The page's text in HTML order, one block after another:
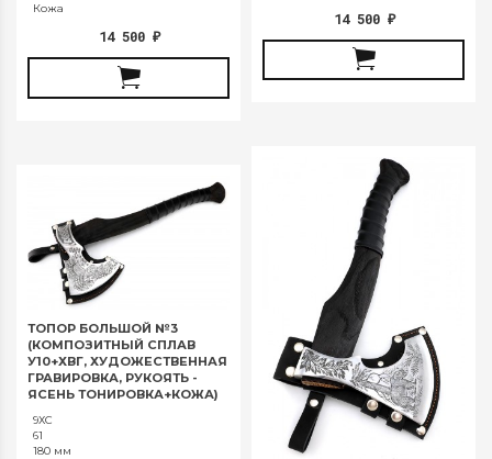
Кожа
14 500 ₽
14 500 ₽
ТОПОР БОЛЬШОЙ №3
(КОМПОЗИТНЫЙ СПЛАВ
У10+ХВГ, ХУДОЖЕСТВЕННАЯ
ГРАВИРОВКА, РУКОЯТЬ -
ЯСЕНЬ ТОНИРОВКА+КОЖА)
9ХС
61
180 мм